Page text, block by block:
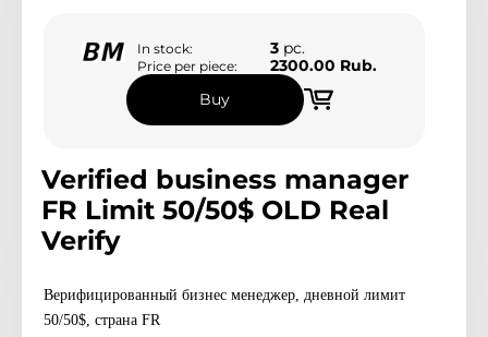
In stock: 3 pc.
Price per piece:
2300.00 Rub.
Buy
Verified business manager
FR Limit 50/50$ OLD Real
Verify
Верифицированный бизнес менеджер, дневной лимит
50/50$, страна FR